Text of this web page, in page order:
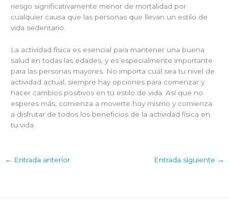
riesgo significativamente menor de mortalidad por
cualquier causa que las personas que llevan un estilo de
vida sedentario.
La actividad física es esencial para mantener una buena
salud en todas las edades, y es especialmente importante
para las personas mayores. No importa cuál sea tu nivel de
actividad actual, siempre hay opciones para comenzar y
hacer cambios positivos en tu estilo de vida. Así que no
esperes más, comienza a moverte hoy mismo y comienza
a disfrutar de todos los beneficios de la actividad física en
tu vida.
← Entrada anterior Entrada siguiente →